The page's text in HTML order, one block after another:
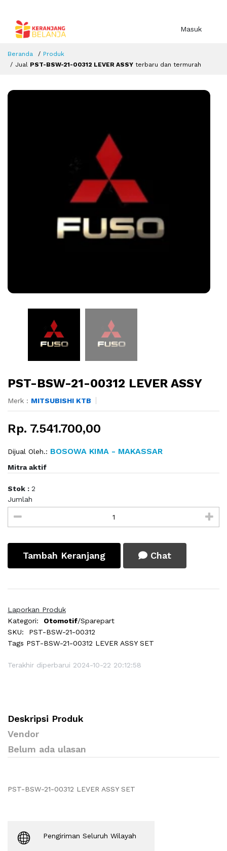
Masuk
Beranda
Produk
Jual PST-BSW-21-00312 LEVER ASSY terbaru dan termurah
PST-BSW-21-00312 LEVER ASSY
Merk : MITSUBISHI KTB
Rp. 7.541.700,00
Dijual Oleh.: BOSOWA KIMA - MAKASSAR
Mitra aktif
Stok : 2
Jumlah
Tambah Keranjang Chat
Laporkan Produk
Kategori:
Otomotif/Sparepart
SKU:
PST-BSW-21-00312
Tags PST-BSW-21-00312 LEVER ASSY SET
Terakhir diperbarui 2024-10-22 20:12:58
Deskripsi Produk
Vendor
Belum ada ulasan
PST-BSW-21-00312 LEVER ASSY SET
Pengiriman Seluruh Wilayah